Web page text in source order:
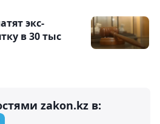
экс-
в 30 тыс
zakon.kz в: